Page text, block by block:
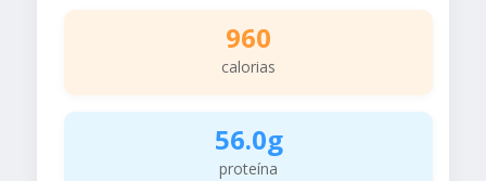
960
calorias
56.0g
proteína